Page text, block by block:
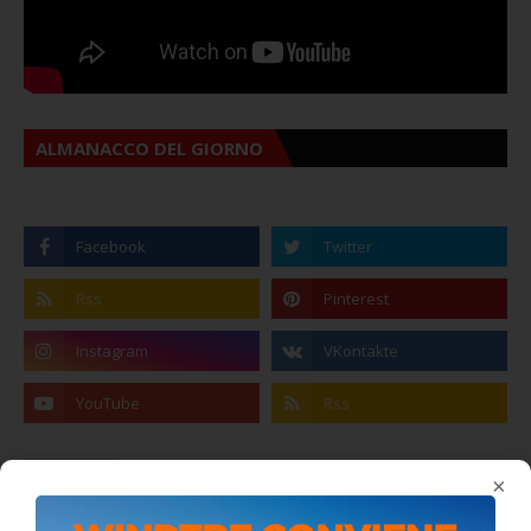
×
ALMANACCO DEL GIORNO
Scrittori, celebrazione a Siculiana (VIDEO)
Giovedì, Luglio 30, 2026